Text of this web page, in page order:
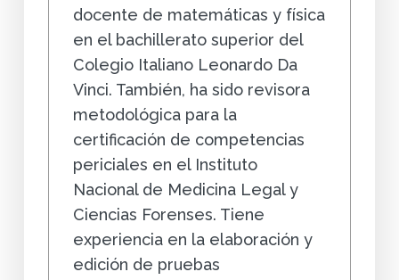
docente de matemáticas y física
en el bachillerato superior del
Colegio Italiano Leonardo Da
Vinci. También, ha sido revisora
metodológica para la
certificación de competencias
periciales en el Instituto
Nacional de Medicina Legal y
Ciencias Forenses. Tiene
experiencia en la elaboración y
edición de pruebas